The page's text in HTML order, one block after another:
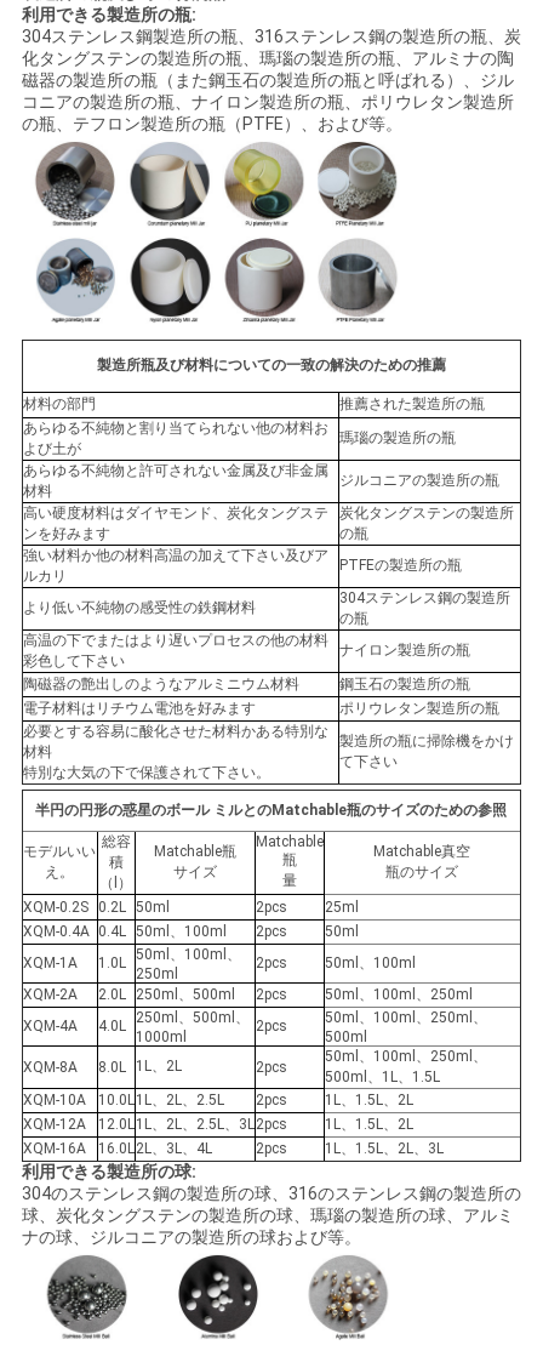
利用できる製造所の瓶:
304ステンレス鋼製造所の瓶、316ステンレス鋼の製造所の瓶、炭
化タングステンの製造所の瓶、瑪瑙の製造所の瓶、アルミナの陶
磁器の製造所の瓶（また鋼玉石の製造所の瓶と呼ばれる）、ジル
コニアの製造所の瓶、ナイロン製造所の瓶、ポリウレタン製造所
の瓶、テフロン製造所の瓶（PTFE）、および等。
製造所瓶及び材料についての一致の解決のための推薦
材料の部門
推薦された製造所の瓶
あらゆる不純物と割り当てられない他の材料お
よび土が
瑪瑙の製造所の瓶
あらゆる不純物と許可されない金属及び非金属
材料
ジルコニアの製造所の瓶
高い硬度材料はダイヤモンド、炭化タングステ
ンを好みます
炭化タングステンの製造所
の瓶
強い材料か他の材料高温の加えて下さい及びア
ルカリ
PTFEの製造所の瓶
より低い不純物の感受性の鉄鋼材料
304ステンレス鋼の製造所
の瓶
高温の下でまたはより遅いプロセスの他の材料
彩色して下さい
ナイロン製造所の瓶
陶磁器の艶出しのようなアルミニウム材料
鋼玉石の製造所の瓶
電子材料はリチウム電池を好みます
ポリウレタン製造所の瓶
必要とする容易に酸化させた材料かある特別な
材料
特別な大気の下で保護されて下さい。
製造所の瓶に掃除機をかけ
て下さい
半円の円形の惑星のボール ミルとのMatchable瓶のサイズのための参照
モデルいい
え。
総容
積
（l）
Matchable瓶
サイズ
Matchable
瓶
量
Matchable真空
瓶のサイズ
XQM-0.2S 0.2L 50ml 2pcs
25ml
XQM-0.4A 0.4L 50ml、100ml 2pcs
50ml
XQM-1A
1.0L 50ml、100ml、
250ml
2pcs
50ml、100ml
XQM-2A
2.0L 250ml、500ml 2pcs
50ml、100ml、250ml
XQM-4A
4.0L
250ml、500ml、
1000ml
2pcs
50ml、100ml、250ml、
500ml
XQM-8A
8.0L 1L、2L 2pcs
50ml、100ml、250ml、
500ml、1L、1.5L
XQM-10A
10.0L1L、2L、2.5L 2pcs
1L、1.5L、2L
XQM-12A
12.0L1L、2L、2.5L、3L2pcs
1L、1.5L、2L
XQM-16A
16.0L2L、3L、4L 2pcs 1L、1.5L、2L、3L
利用できる製造所の球:
304のステンレス鋼の製造所の球、316のステンレス鋼の製造所の
球、炭化タングステンの製造所の球、瑪瑙の製造所の球、アルミ
ナの球、ジルコニアの製造所の球および等。